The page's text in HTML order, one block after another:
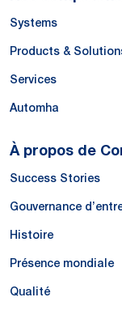
Systems
Products &
Services
Automha
À propos de
Success Stories
Gouvernance
Histoire
Présence mondiale
Qualité